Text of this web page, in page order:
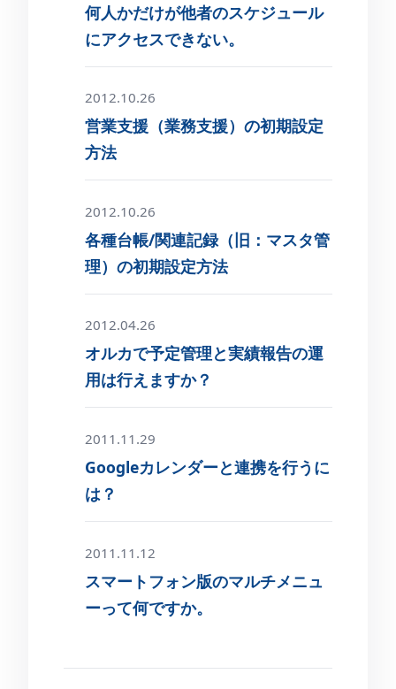
何人かだけが他者のスケジュール
にアクセスできない。
2012.10.26
営業支援（業務支援）の初期設定
方法
2012.10.26
各種台帳/関連記録（旧：マスタ管
理）の初期設定方法
2012.04.26
オルカで予定管理と実績報告の運
用は行えますか？
2011.11.29
Googleカレンダーと連携を行うに
は？
2011.11.12
スマートフォン版のマルチメニュ
ーって何ですか。